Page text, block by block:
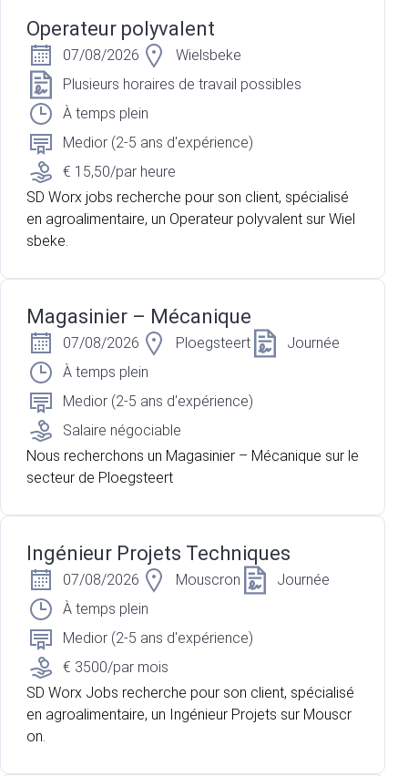
Operateur polyvalent
07/08/2026
Wielsbeke
Plusieurs horaires de travail possibles
À temps plein
Medior (2-5 ans d'expérience)
€ 15,50/par heure
SD Worx jobs recherche pour son client, spécialisé
en agroalimentaire, un Operateur polyvalent sur Wiel
sbeke.
Magasinier – Mécanique
07/08/2026 Ploegsteert
Journée
À temps plein
Medior (2-5 ans d'expérience)
Salaire négociable
Nous recherchons un Magasinier – Mécanique sur le
secteur de Ploegsteert
Ingénieur Projets Techniques
07/08/2026 Mouscron
Journée
À temps plein
Medior (2-5 ans d'expérience)
€ 3500/par mois
SD Worx Jobs recherche pour son client, spécialisé
en agroalimentaire, un Ingénieur Projets sur Mouscr
on.